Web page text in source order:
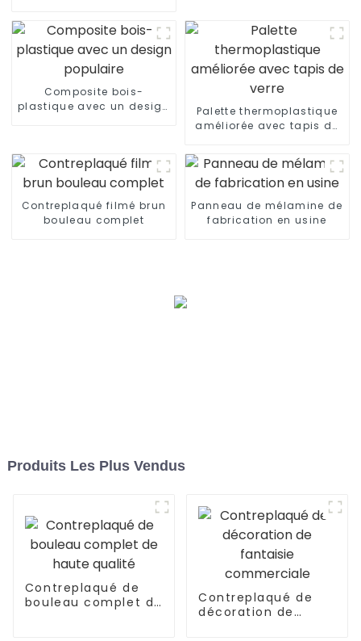
Composite bois-
plastique avec un design
Palette thermoplastique
améliorée avec tapis de
Contreplaqué filmé brun
bouleau complet
Panneau de mélamine de
fabrication en usine
Produits Les Plus Vendus
Contreplaqué de
bouleau complet de
Contreplaqué de
décoration de